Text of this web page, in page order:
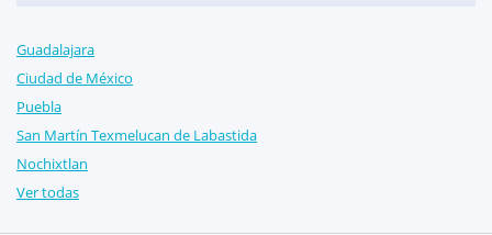
Guadalajara
Ciudad de México
Puebla
San Martín Texmelucan de Labastida
Nochixtlan
Ver todas